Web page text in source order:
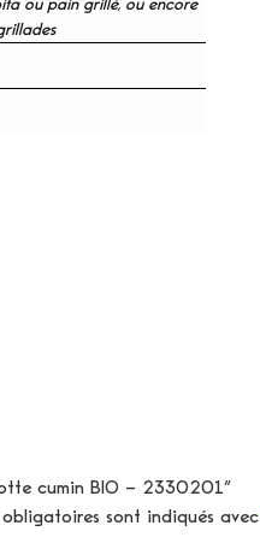
ou pain grillé, ou encore
cumin BIO – 2330201”
obligatoires sont indiqués avec